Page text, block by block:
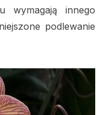
wymagają innego
podlewanie